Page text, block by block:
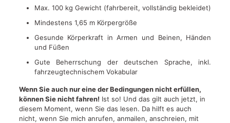
Max. 100 kg Gewicht (fahrbereit, vollständig bekleidet)
Mindestens 1,65 m Körpergröße
Gesunde Körperkraft in Armen und Beinen, Händen
und Füßen
Gute Beherrschung der deutschen Sprache, inkl.
fahrzeugtechnischem Vokabular
Wenn Sie auch nur eine der Bedingungen nicht erfüllen,
können Sie nicht fahren! Ist so! Und das gilt auch jetzt, in
diesem Moment, wenn Sie das lesen. Da hilft es auch
nicht, wenn Sie mich anrufen, anmailen, anschreien, mit